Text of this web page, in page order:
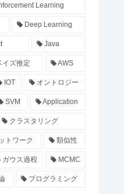
Learning
Deep Learning
Java
イズ推定 AWS
IOT オントロジー
SVM Application
クラスタリング
トワーク 類似性
ガウス過程 MCMC
プログラミング